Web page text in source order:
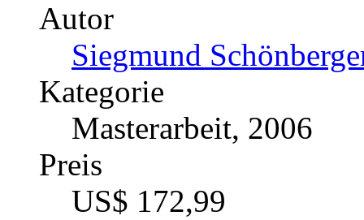
Autor
Siegmund
Kategorie
Masterarbeit, 2006
Preis
US$ 172,99